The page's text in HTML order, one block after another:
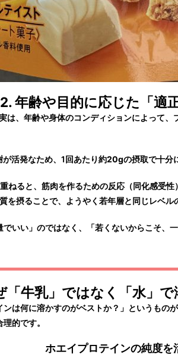
2. 年齢や目的に応じた「適
は、年齢や身体のコンディションによって
が活発なため、1回あたり約20gの摂取で十分
ねると、筋肉を作るための反応（同化感受
を摂ることで、ようやく若年層と同じレベル
でいい」のではなく、「若くないからこそ、
「牛乳」ではなく「水」
ンは何に溶かすのがベストか？」というもの
的です。
ホエイプロテインの純度を